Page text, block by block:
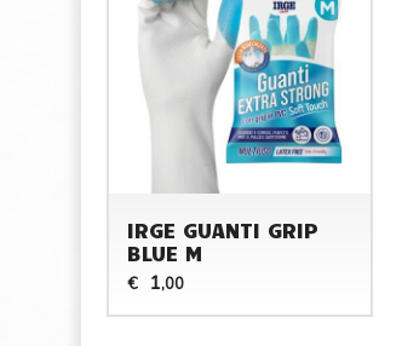
IRGE GUANTI GRIP
BLUE M
€ 1,00